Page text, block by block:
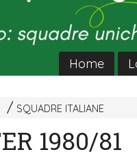
Home
SQUADRE ITALIANE
1980/81